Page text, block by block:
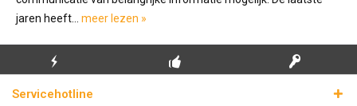
jaren heeft... meer lezen »
BLIKSEMVERZENDING
LICENTIESLEUTELS
Servicehotline